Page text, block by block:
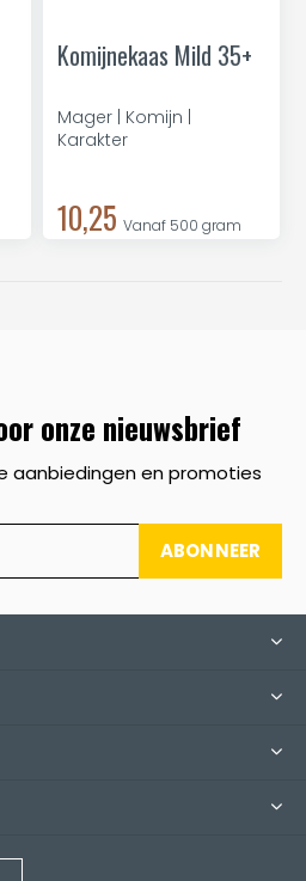
Komijnekaas Mild 35+
Mager | Komijn |
Karakter
10,25 Vanaf 500 gram
onze nieuwsbrief
aanbiedingen en promoties
ABONNEER